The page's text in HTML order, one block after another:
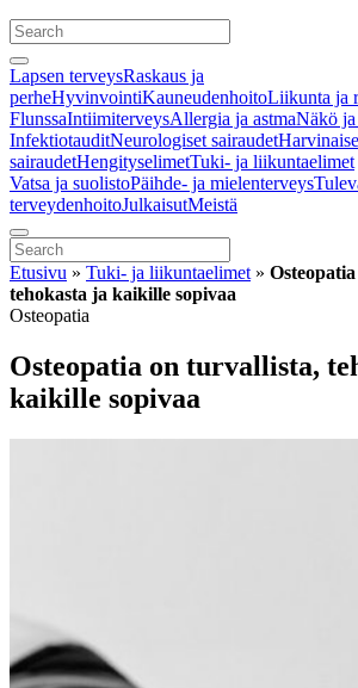
Lapsen terveysRaskaus ja
perheHyvinvointiKauneudenhoitoLiikunta ja
FlunssaIntiimiterveysAllergia ja astmaNäkö
InfektiotauditNeurologiset sairaudet
sairaudetHengityselimetTuki- ja liikuntaelimet
Vatsa ja suolistoPäihde- ja mielenterveys
terveydenhoitoJulkaisutMeistä
Etusivu » Tuki- ja liikuntaelimet »
tehokasta ja kaikille sopivaa
Osteopatia
Osteopatia on turvallista,
kaikille sopivaa